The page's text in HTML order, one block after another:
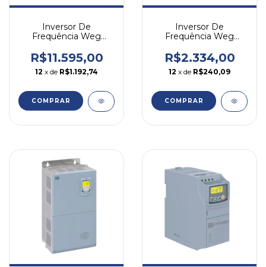
Inversor De
Frequência Weg
Trifásico
R$11.595,00
12 x de R$1.192,74
COMPRAR
Inversor De
Frequência Weg
Mono/tri
R$2.334,00
12 x de R$240,09
COMPRAR